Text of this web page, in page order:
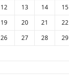
12 13 14 15
19 20 21 22
26 27 28 29